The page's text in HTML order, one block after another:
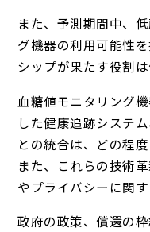
また、予測期間中、
グ機器の利用可能性
シップが果たす役割は
血糖値モニタリング
した健康追跡システ
との統合は、どの程
また、これらの技術
やプライバシーに関す
政府の政策、償還の